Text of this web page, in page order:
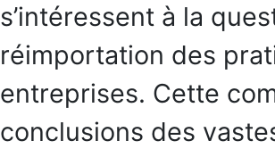
s’intéressent à la
réimportation des
entreprises. Cette
conclusions des